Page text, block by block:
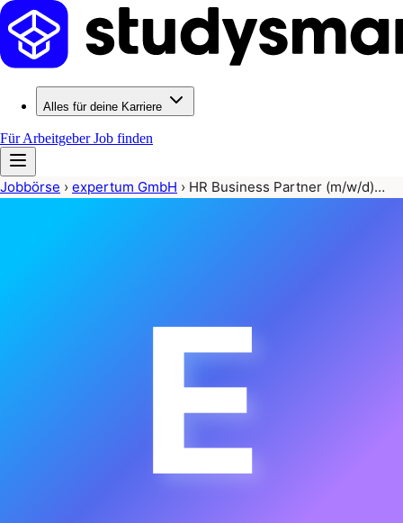
Alles für deine Karriere
Für ArbeitgeberJob finden
Jobbörse › expertum GmbH › HR Business Partner (m/w/d)…
E